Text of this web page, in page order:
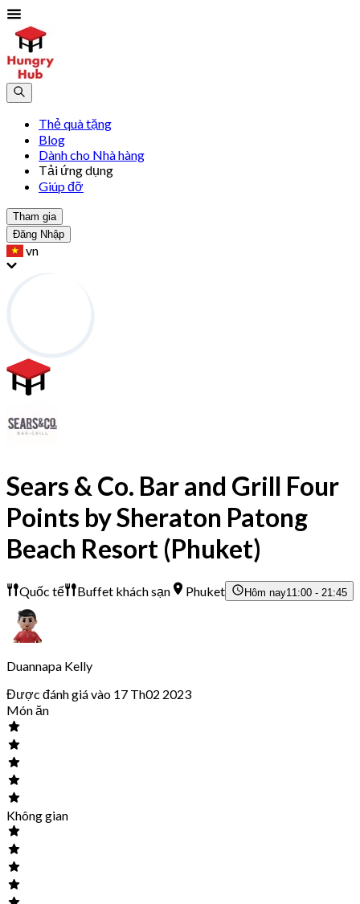
Thẻ quà tặng
Blog
Dành cho Nhà hàng
Tải ứng dụng
Giúp đỡ
Tham gia
Đăng Nhập
vn
Sears & Co. Bar and Grill Four
Points by Sheraton Patong
Beach Resort (Phuket)
Quốc tế Buffet khách sạn Phuket Hôm nay11:00 - 21:45
Duannapa Kelly
Được đánh giá vào 17 Th02 2023
Món ăn
Không gian